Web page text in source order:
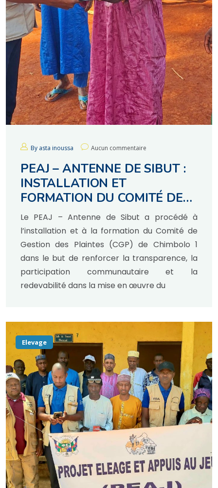
By asta inoussa Aucun commentaire
PEAJ – ANTENNE DE SIBUT :
INSTALLATION ET
FORMATION DU COMITÉ DE
GESTION DES PLAINTES DE
CHIMBOLO 1
Le PEAJ – Antenne de Sibut a procédé à
l’installation et à la formation du Comité de
Gestion des Plaintes (CGP) de Chimbolo 1
dans le but de renforcer la transparence, la
participation communautaire et la
redevabilité dans la mise en œuvre du
Elevage